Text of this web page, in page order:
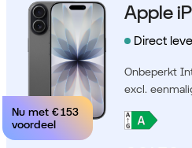
Nu met € 153
voordeel
Apple
Direct
Onbeperkt
excl.